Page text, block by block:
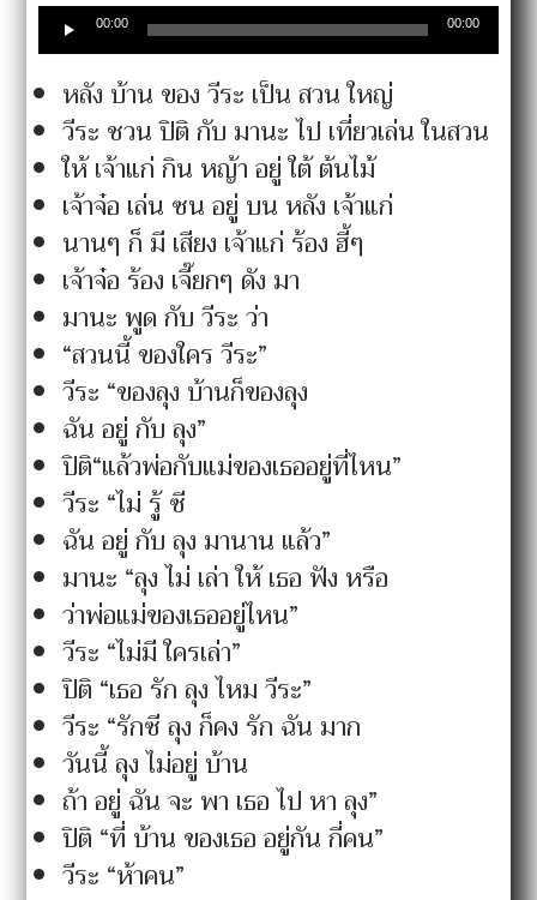
Audio
Player
00:00 00:00
หลัง บ้าน ของ วีระ เป็น สวน ใหญ่
วีระ ชวน ปิติ กับ มานะ ไป เที่ยวเล่น ในสวน
ให้ เจ้าแก่ กิน หญ้า อยู่ ใต้ ต้นไม้
เจ้าจ๋อ เล่น ซน อยู่ บน หลัง เจ้าแก่
นานๆ ก็ มี เสียง เจ้าแก่ ร้อง ฮี้ๆ
เจ้าจ๋อ ร้อง เจี๊ยกๆ ดัง มา
มานะ พูด กับ วีระ ว่า
“สวนนี้ ของใคร วีระ”
วีระ “ของลุง บ้านก็ของลุง
ฉัน อยู่ กับ ลุง”
ปิติ“แล้วพ่อกับแม่ของเธออยู่ที่ไหน”
วีระ “ไม่ รู้ ซี
ฉัน อยู่ กับ ลุง มานาน แล้ว”
มานะ “ลุง ไม่ เล่า ให้ เธอ ฟัง หรือ
ว่าพ่อแม่ของเธออยู่ไหน”
วีระ “ไม่มี ใครเล่า”
ปิติ “เธอ รัก ลุง ไหม วีระ”
วีระ “รักซี ลุง ก็คง รัก ฉัน มาก
วันนี้ ลุง ไม่อยู่ บ้าน
ถ้า อยู่ ฉัน จะ พา เธอ ไป หา ลุง”
ปิติ “ที่ บ้าน ของเธอ อยู่กัน กี่คน”
วีระ “ห้าคน”